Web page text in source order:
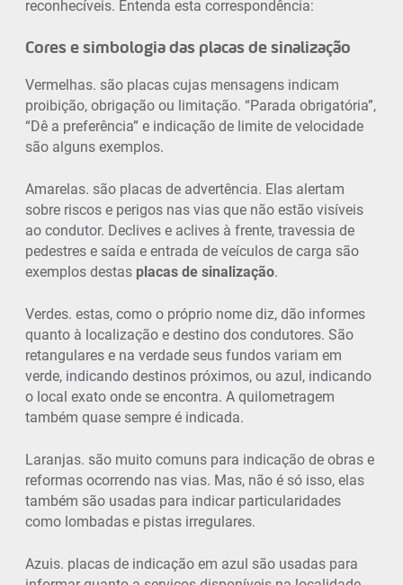
reconhecíveis. Entenda esta correspondência:
Cores e simbologia das placas de sinalização
Vermelhas. são placas cujas mensagens indicam
proibição, obrigação ou limitação. “Parada obrigatória”,
“Dê a preferência” e indicação de limite de velocidade
são alguns exemplos.
Amarelas. são placas de advertência. Elas alertam
sobre riscos e perigos nas vias que não estão visíveis
ao condutor. Declives e aclives à frente, travessia de
pedestres e saída e entrada de veículos de carga são
exemplos destas placas de sinalização.
Verdes. estas, como o próprio nome diz, dão informes
quanto à localização e destino dos condutores. São
retangulares e na verdade seus fundos variam em
verde, indicando destinos próximos, ou azul, indicando
o local exato onde se encontra. A quilometragem
também quase sempre é indicada.
Laranjas. são muito comuns para indicação de obras e
reformas ocorrendo nas vias. Mas, não é só isso, elas
também são usadas para indicar particularidades
como lombadas e pistas irregulares.
Azuis. placas de indicação em azul são usadas para